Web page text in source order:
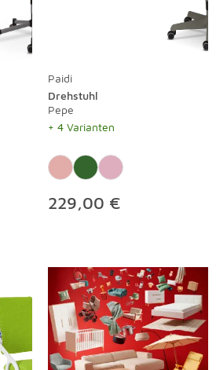
Paidi
Drehstuhl
Pepe
+ 4 Varianten
229,00 €